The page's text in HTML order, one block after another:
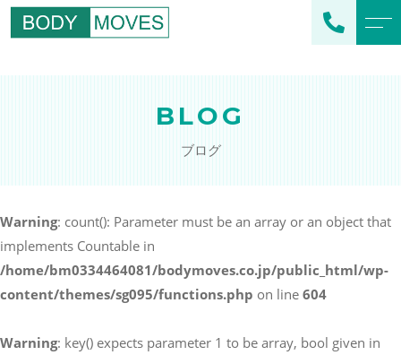
スポーツクラブ支援
スポーツチーム支援
個人のお客様向け
BLOG
ブログ
Warning: count(): Parameter must be an array or an object that
implements Countable in
/home/bm0334464081/bodymoves.co.jp/public_html/wp-
content/themes/sg095/functions.php on line 604
Warning: key() expects parameter 1 to be array, bool given in